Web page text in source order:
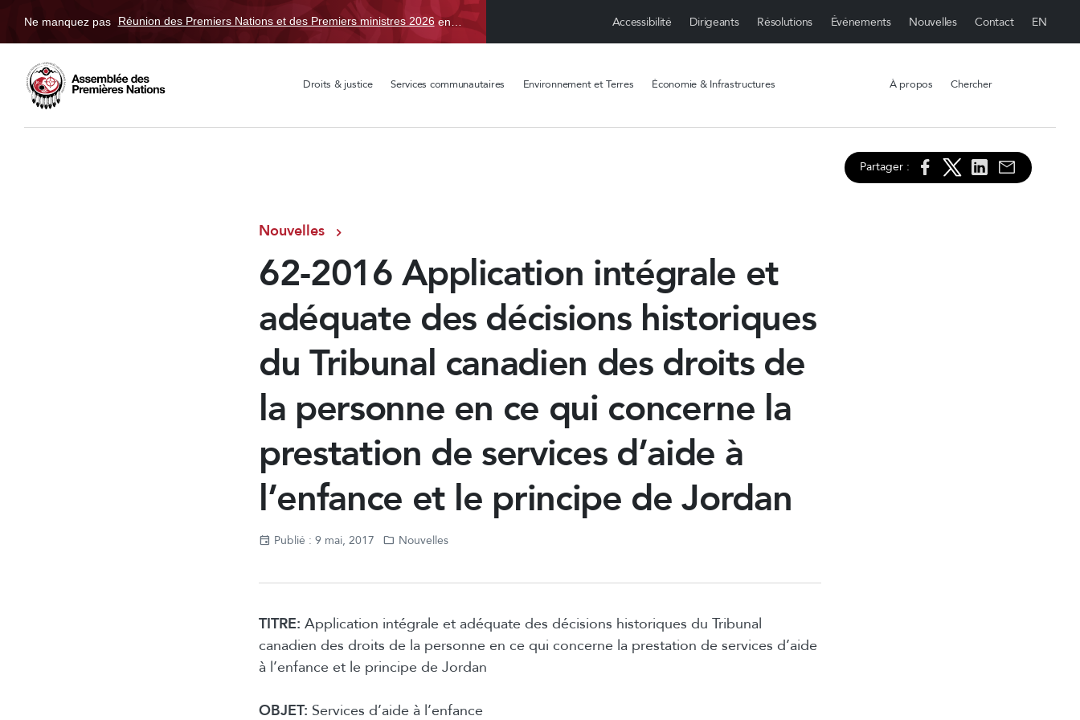
Ne manquez pas Réunion des Premiers Nations et des Premiers ministres 2026en TBD, du 15 avr. au 1 sept. Accessibilité Dirigeants Résolutions Événements Nouvelles Contact
Droits & justice Services communautaires Environnement et Terres Économie & Infrastructures À propos Chercher
Partager :
Nouvelles
62-2016 Application intégrale et
adéquate des décisions historiques
du Tribunal canadien des droits de
la personne en ce qui concerne la
prestation de services d’aide à
l’enfance et le principe de Jordan
Publié : 9 mai, 2017 Nouvelles
TITRE: Application intégrale et adéquate des décisions historiques du Tribunal
canadien des droits de la personne en ce qui concerne la prestation de services d’aide
à l’enfance et le principe de Jordan
OBJET: Services d’aide à l’enfance